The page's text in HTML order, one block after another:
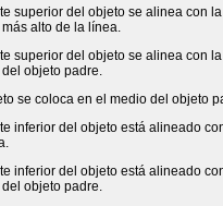
superior del objeto se alinea con
alto de la línea.
superior del objeto se alinea con
objeto padre.
se coloca en el medio del objeto
inferior del objeto está alineado
inferior del objeto está alineado
objeto padre.